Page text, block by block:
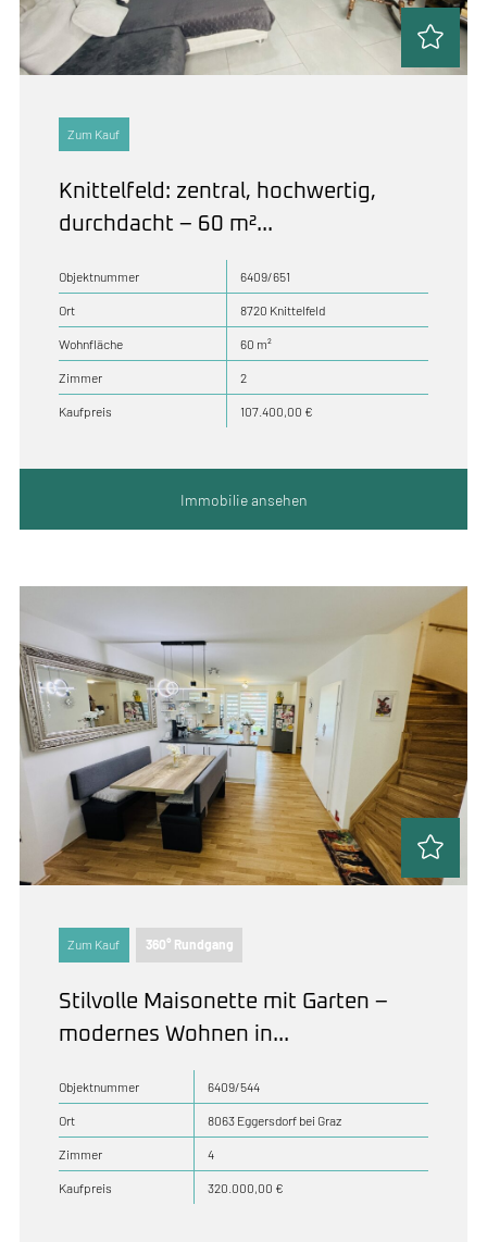
Zum Kauf
Knittelfeld: zentral, hochwertig,
durchdacht – 60 m²...
Objektnummer 6409/651
Ort 8720 Knittelfeld
Wohnfläche 60 m²
Zimmer 2
Kaufpreis 107.400,00 €
Immobilie ansehen
Zum Kauf 360° Rundgang
Stilvolle Maisonette mit Garten –
modernes Wohnen in...
Objektnummer 6409/544
Ort 8063 Eggersdorf bei Graz
Zimmer 4
Kaufpreis 320.000,00 €